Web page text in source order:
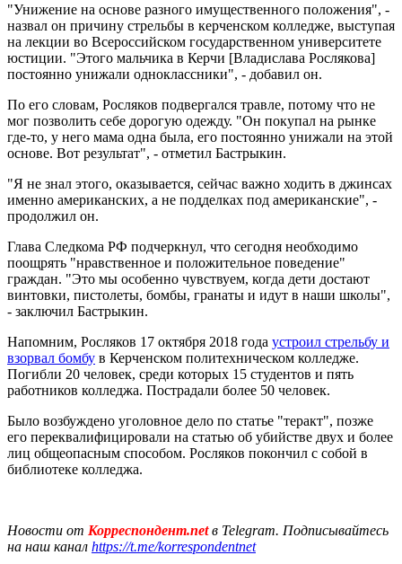
"Унижение на основе разного имущественного положения", -
назвал он причину стрельбы в керченском колледже, выступая
на лекции во Всероссийском государственном университете
юстиции. "Этого мальчика в Керчи [Владислава Рослякова]
постоянно унижали одноклассники", - добавил он.
По его словам, Росляков подвергался травле, потому что не
мог позволить себе дорогую одежду. "Он покупал на рынке
где-то, у него мама одна была, его постоянно унижали на этой
основе. Вот результат", - отметил Бастрыкин.
"Я не знал этого, оказывается, сейчас важно ходить в джинсах
именно американских, а не подделках под американские", -
продолжил он.
Глава Следкома РФ подчеркнул, что сегодня необходимо
поощрять "нравственное и положительное поведение"
граждан. "Это мы особенно чувствуем, когда дети достают
винтовки, пистолеты, бомбы, гранаты и идут в наши школы",
- заключил Бастрыкин.
Напомним, Росляков 17 октября 2018 года устроил стрельбу и
взорвал бомбу в Керченском политехническом колледже.
Погибли 20 человек, среди которых 15 студентов и пять
работников колледжа. Пострадали более 50 человек.
Было возбуждено уголовное дело по статье "теракт", позже
его переквалифицировали на статью об убийстве двух и более
лиц общеопасным способом. Росляков покончил с собой в
библиотеке колледжа.
Новости от Корреспондент.netв Telegram. Подписывайтесь
на наш канал https://t.me/korrespondentnet